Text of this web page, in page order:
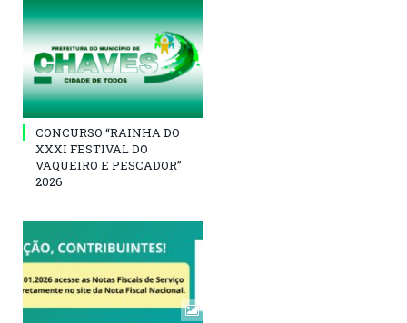
CONCURSO “RAINHA DO
XXXI FESTIVAL DO
VAQUEIRO E PESCADOR”
2026